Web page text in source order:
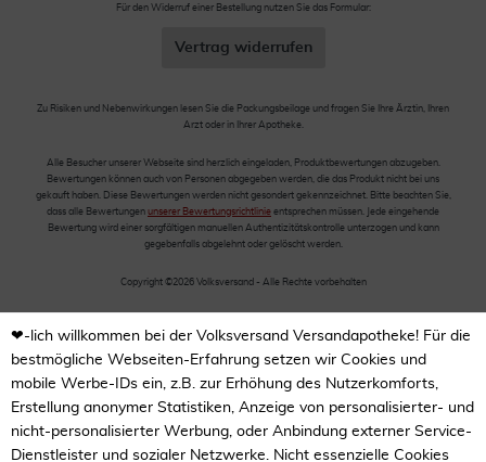
Für den Widerruf einer Bestellung nutzen Sie das Formular:
Vertrag widerrufen
Zu Risiken und Nebenwirkungen lesen Sie die Packungsbeilage und fragen Sie Ihre Ärztin, Ihren
Arzt oder in Ihrer Apotheke.
Alle Besucher unserer Webseite sind herzlich eingeladen, Produktbewertungen abzugeben.
Bewertungen können auch von Personen abgegeben werden, die das Produkt nicht bei uns
gekauft haben. Diese Bewertungen werden nicht gesondert gekennzeichnet. Bitte beachten Sie,
dass alle Bewertungen unserer Bewertungsrichtlinie entsprechen müssen. Jede eingehende
Bewertung wird einer sorgfältigen manuellen Authentizitätskontrolle unterzogen und kann
gegebenfalls abgelehnt oder gelöscht werden.
Copyright ©2026 Volksversand - Alle Rechte vorbehalten
❤-lich willkommen bei der Volksversand Versandapotheke! Für die
bestmögliche Webseiten-Erfahrung setzen wir Cookies und
mobile Werbe-IDs ein, z.B. zur Erhöhung des Nutzerkomforts,
Erstellung anonymer Statistiken, Anzeige von personalisierter- und
nicht-personalisierter Werbung, oder Anbindung externer Service-
Dienstleister und sozialer Netzwerke. Nicht essenzielle Cookies